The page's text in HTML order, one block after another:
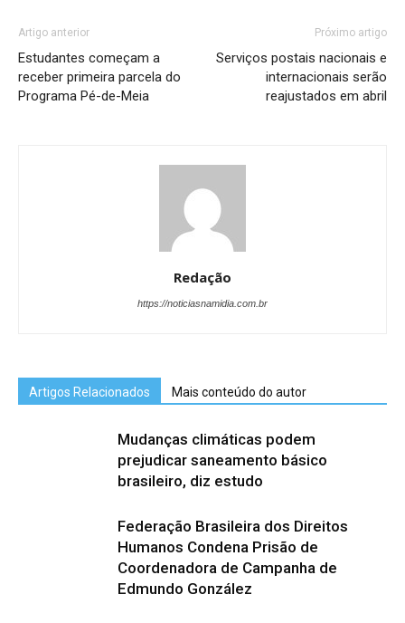
Artigo anterior
Estudantes começam a
receber primeira parcela do
Programa Pé-de-Meia
Próximo artigo
Serviços postais nacionais e
internacionais serão
reajustados em abril
Redação
https://noticiasnamidia.com.br
Artigos Relacionados Mais conteúdo do autor
Mudanças climáticas podem
prejudicar saneamento básico
brasileiro, diz estudo
Federação Brasileira dos Direitos
Humanos Condena Prisão de
Coordenadora de Campanha de
Edmundo González